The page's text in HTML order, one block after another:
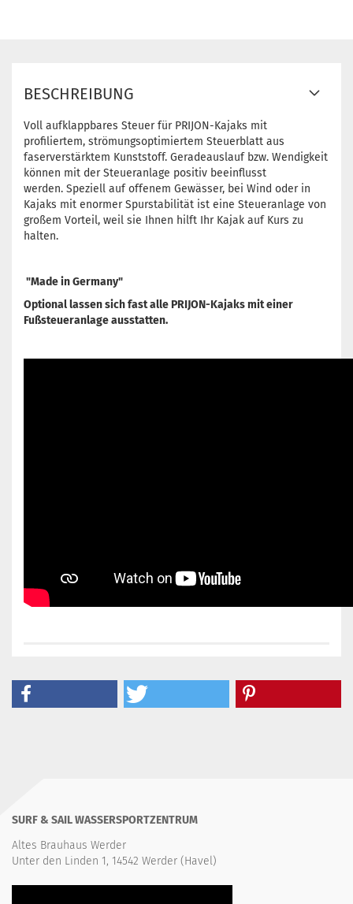
BESCHREIBUNG
Voll aufklappbares Steuer für PRIJON-Kajaks mit
profiliertem, strömungsoptimiertem Steuerblatt aus
faserverstärktem Kunststoff. Geradeauslauf bzw. Wendigkeit
können mit der Steueranlage positiv beeinflusst
werden. Speziell auf offenem Gewässer, bei Wind oder in
Kajaks mit enormer Spurstabilität ist eine Steueranlage von
großem Vorteil, weil sie Ihnen hilft Ihr Kajak auf Kurs zu
halten.
"Made in Germany"
Optional lassen sich fast alle PRIJON-Kajaks mit einer
Fußsteueranlage ausstatten.
SURF & SAIL WASSERSPORTZENTRUM
Altes Brauhaus Werder
Unter den Linden 1, 14542 Werder (Havel)